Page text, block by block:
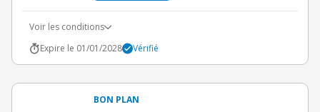
Voir les conditions
Expire le 01/01/2028
Vérifié
BON PLAN